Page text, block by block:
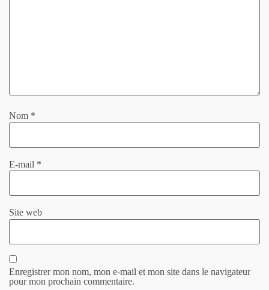
Nom *
E-mail *
Site web
Enregistrer mon nom, mon e-mail et mon site dans le navigateur
pour mon prochain commentaire.